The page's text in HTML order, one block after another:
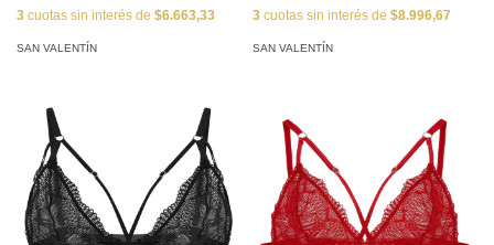
3 cuotas sin interés de $6.663,33
SAN VALENTÍN
3 cuotas sin interés de $8.996,67
SAN VALENTÍN